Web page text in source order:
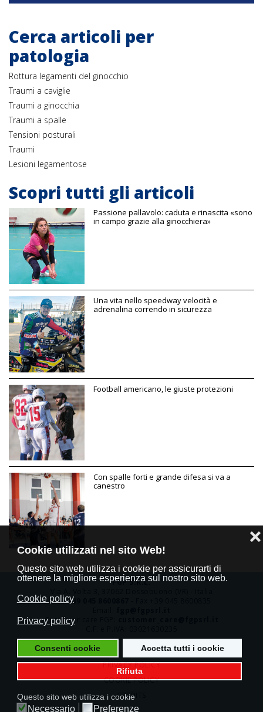
Cookie utilizzati nel sito Web!
Questo sito web utilizza i cookie per assicurarti di
ottenere la migliore esperienza sul nostro sito web.
Cookie policy
Privacy policy
Consenti cookie Accetta tutti i cookie
Rifiuta
❌
Questo sito web utilizza i cookie
Necessario Preferenze
Cerca articoli per
patologia
Rottura legamenti del ginocchio
Traumi a caviglie
Traumi a ginocchia
Traumi a spalle
Tensioni posturali
Traumi
Lesioni legamentose
Scopri tutti gli articoli
Passione pallavolo: caduta e rinascita «sono
in campo grazie alla ginocchiera»
Una vita nello speedway velocità e
adrenalina correndo in sicurezza
Football americano, le giuste protezioni
Con spalle forti e grande difesa si va a
canestro
FGP S.R.L.
Tel.+39 045 8600867
Customer care FGP:
PRIVACY POLICY
COOKIE POLICY
CREDITS